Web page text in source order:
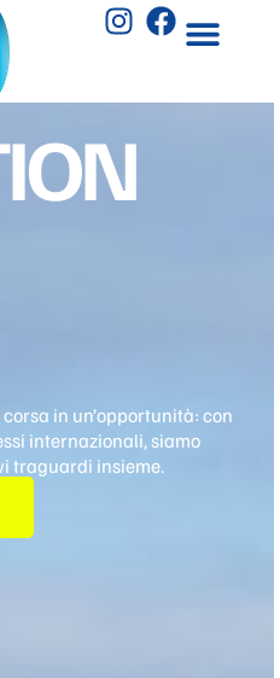
ION
in un’opportunità: con
internazionali, siamo
traguardi insieme.